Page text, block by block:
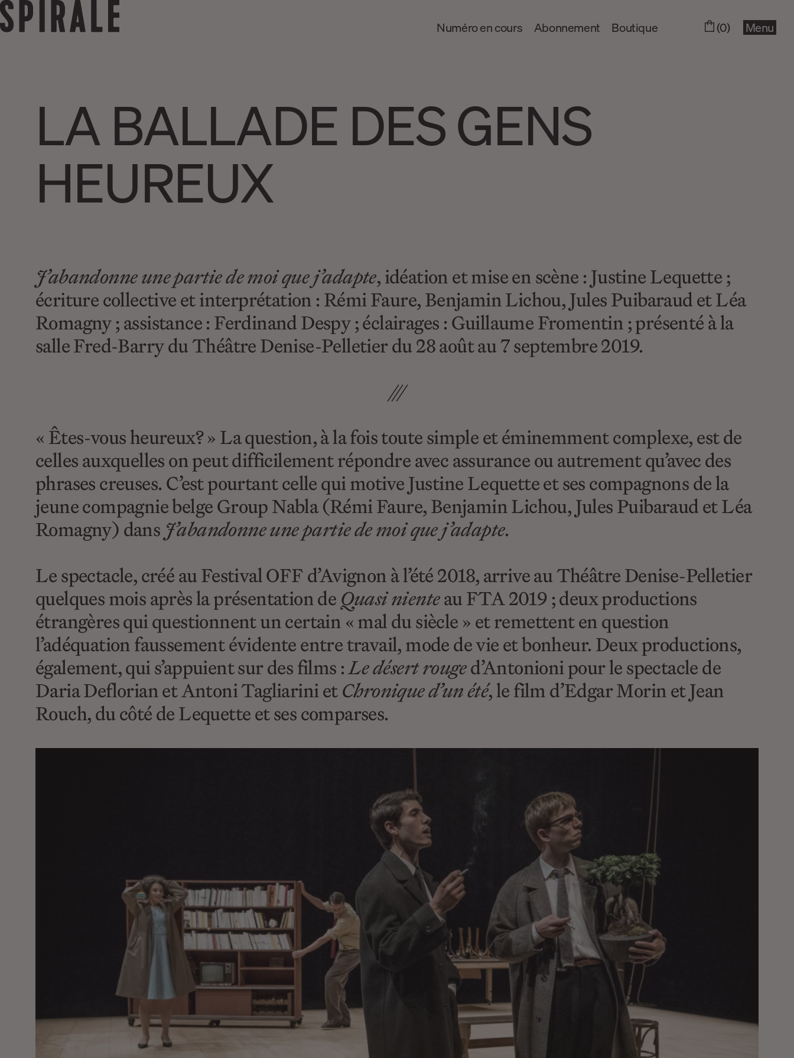
Numéro en cours Abonnement Boutique (0) Menu
LA BALLADE DES GENS
HEUREUX
J’abandonne une partie de moi que j’adapte, idéation et mise en scène : Justine Lequette ;
écriture collective et interprétation : Rémi Faure, Benjamin Lichou, Jules Puibaraud et Léa
Romagny ; assistance : Ferdinand Despy ; éclairages : Guillaume Fromentin ; présenté à la
salle Fred-Barry du Théâtre Denise-Pelletier du 28 août au 7 septembre 2019.
///
« Êtes-vous heureux? » La question, à la fois toute simple et éminemment complexe, est de
celles auxquelles on peut difficilement répondre avec assurance ou autrement qu’avec des
phrases creuses. C’est pourtant celle qui motive Justine Lequette et ses compagnons de la
jeune compagnie belge Group Nabla (Rémi Faure, Benjamin Lichou, Jules Puibaraud et Léa
Romagny) dans J’abandonne une partie de moi que j’adapte.
Le spectacle, créé au Festival OFF d’Avignon à l’été 2018, arrive au Théâtre Denise-Pelletier
quelques mois après la présentation de Quasi nienteau FTA 2019 ; deux productions
étrangères qui questionnent un certain « mal du siècle » et remettent en question
l’adéquation faussement évidente entre travail, mode de vie et bonheur. Deux productions,
également, qui s’appuient sur des films :Le désert rouged’Antonioni pour le spectacle de
Daria Deflorian et Antoni Tagliarini etChronique d’un été, le film d’Edgar Morin et Jean
Rouch, du côté de Lequette et ses comparses.